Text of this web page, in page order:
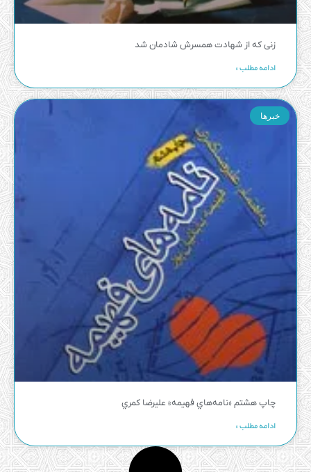
زنی که از شهادت همسرش شادمان شد
ادامه مطلب »
خبرها
چاپ هشتم «نامه‌هاي فهيمه» عليرضا كمري
ادامه مطلب »